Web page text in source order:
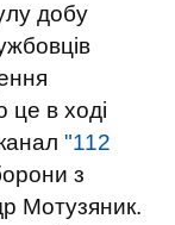
добу
це в ході
"112
з
Мотузяник.